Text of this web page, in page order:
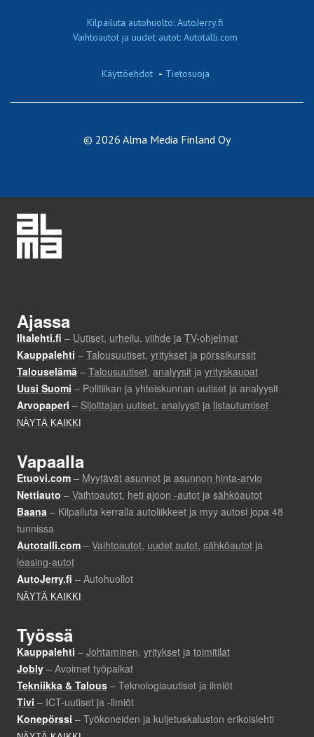
Kilpailuta autohuolto: AutoJerry.fi
Vaihtoautot ja uudet autot: Autotalli.com
Käyttöehdot - Tietosuoja
© 2026 Alma Media Finland Oy